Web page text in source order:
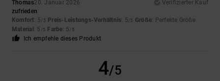
Thomas20. Januar 2026
Verifizierter Kauf
zufrieden
Komfort: 5/5 Preis-Leistungs-Verhältnis: 5/5 Größe: Perfekte Größe
Material : 5 /5 Farbe: 5/5
Ich empfehle dieses Produkt
4/5